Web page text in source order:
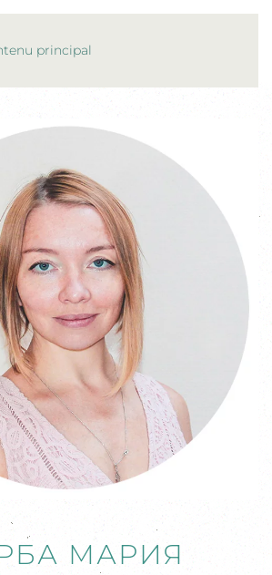
principal
МАРИЯ